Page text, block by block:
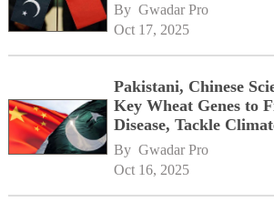
By Gwadar Pro
Oct 17, 2025
Pakistani, Chinese
Key Wheat Genes to
Disease, Tackle
By Gwadar Pro
Oct 16, 2025